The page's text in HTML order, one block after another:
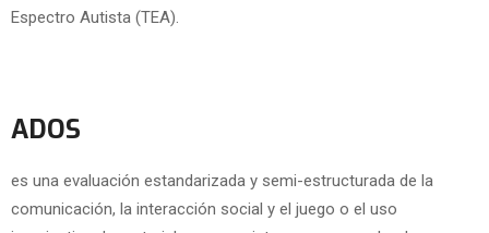
Espectro Autista (TEA).
ADOS
es una evaluación estandarizada y semi-estructurada de la
comunicación, la interacción social y el juego o el uso